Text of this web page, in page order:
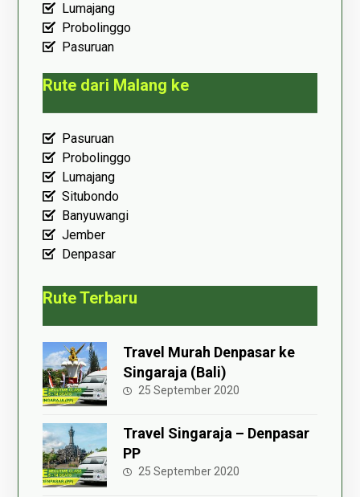
Lumajang
Probolinggo
Pasuruan
Rute dari Malang ke
Pasuruan
Probolinggo
Lumajang
Situbondo
Banyuwangi
Jember
Denpasar
Rute Terbaru
Travel Murah Denpasar ke
Singaraja (Bali)
25 September 2020
Travel Singaraja – Denpasar
PP
25 September 2020